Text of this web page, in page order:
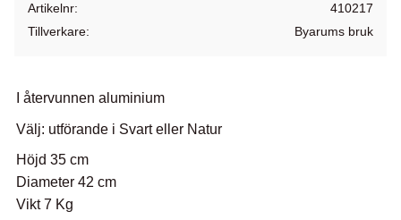
Artikelnr
410217
Tillverkare
Byarums bruk
I återvunnen aluminium
Välj: utförande i Svart eller Natur
Höjd 35 cm
Diameter 42 cm
Vikt 7 Kg